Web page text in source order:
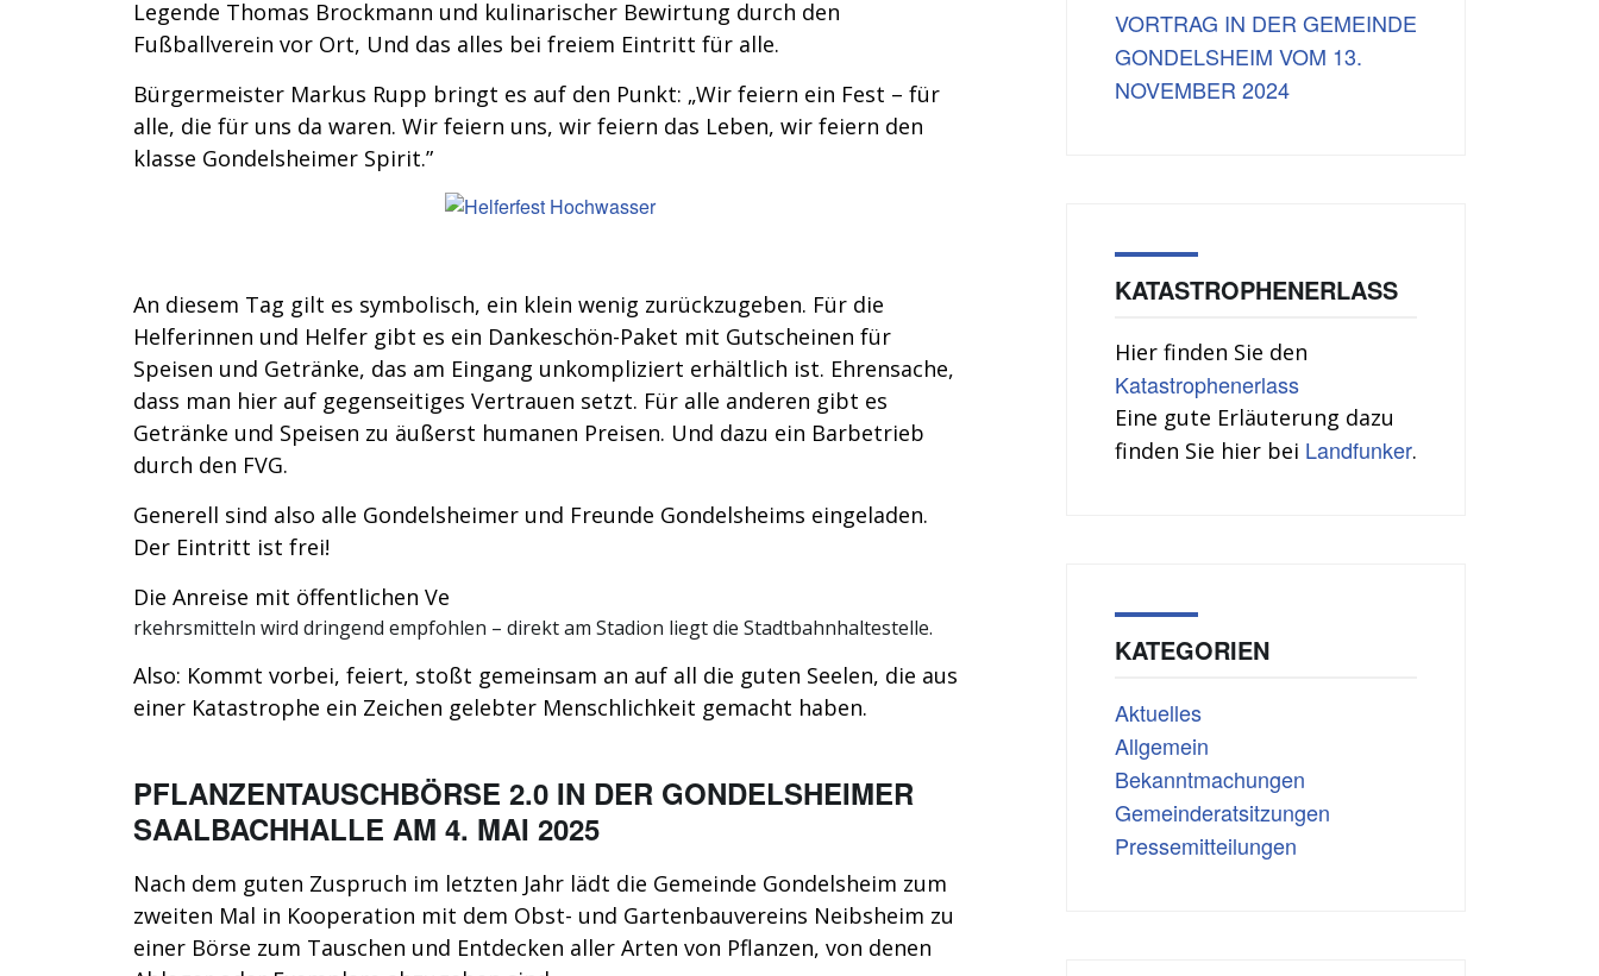
Legende Thomas Brockmann und kulinarischer Bewirtung durch den
Fußballverein vor Ort, Und das alles bei freiem Eintritt für alle.
Bürgermeister Markus Rupp bringt es auf den Punkt: „Wir feiern ein Fest – für
alle, die für uns da waren. Wir feiern uns, wir feiern das Leben, wir feiern den
klasse Gondelsheimer Spirit.”
An diesem Tag gilt es symbolisch, ein klein wenig zurückzugeben. Für die
Helferinnen und Helfer gibt es ein Dankeschön-Paket mit Gutscheinen für
Speisen und Getränke, das am Eingang unkompliziert erhältlich ist. Ehrensache,
dass man hier auf gegenseitiges Vertrauen setzt. Für alle anderen gibt es
Getränke und Speisen zu äußerst humanen Preisen. Und dazu ein Barbetrieb
durch den FVG.
Generell sind also alle Gondelsheimer und Freunde Gondelsheims eingeladen.
Der Eintritt ist frei!
Die Anreise mit öffentlichen Ve
rkehrsmitteln wird dringend empfohlen – direkt am Stadion liegt die Stadtbahnhaltestelle.
Also: Kommt vorbei, feiert, stoßt gemeinsam an auf all die guten Seelen, die aus
einer Katastrophe ein Zeichen gelebter Menschlichkeit gemacht haben.
PFLANZENTAUSCHBÖRSE 2.0 IN DER GONDELSHEIMER
SAALBACHHALLE AM 4. MAI 2025
Nach dem guten Zuspruch im letzten Jahr lädt die Gemeinde Gondelsheim zum
zweiten Mal in Kooperation mit dem Obst- und Gartenbauvereins Neibsheim zu
einer Börse zum Tauschen und Entdecken aller Arten von Pflanzen, von denen
VORTRAG IN DER GEMEINDE
GONDELSHEIM VOM 13.
NOVEMBER 2024
KATASTROPHENERLASS
Hier finden Sie den
Katastrophenerlass
Eine gute Erläuterung dazu
finden Sie hier bei Landfunker.
KATEGORIEN
Aktuelles
Allgemein
Bekanntmachungen
Gemeinderatsitzungen
Pressemitteilungen